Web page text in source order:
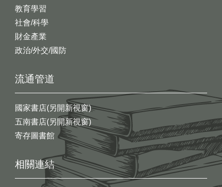
教育學習
社會/科學
財金產業
政治/外交/國防
流通管道
國家書店(另開新視窗)
五南書店(另開新視窗)
寄存圖書館
相關連結